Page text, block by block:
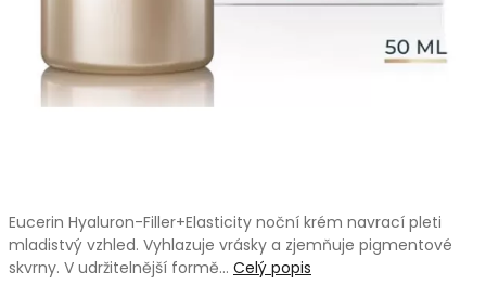
Eucerin Hyaluron-Filler+Elasticity noční krém navrací pleti
mladistvý vzhled. Vyhlazuje vrásky a zjemňuje pigmentové
skvrny. V udržitelnější formě… Celý popis